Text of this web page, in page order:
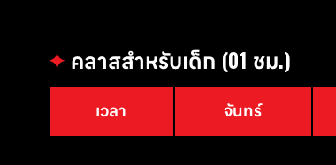
✦คลาสสำหรับเด็ก (01 ชม.)
เวลา จันทร์